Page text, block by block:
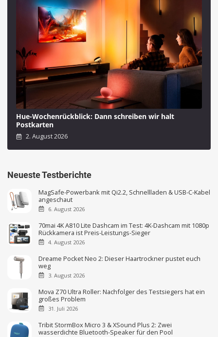
Hue-Wochenrückblick: Dann schreiben wir halt
Postkarten
2. August 2026
Neueste Testberichte
MagSafe-Powerbank mit Qi2.2, Schnellladen & USB-C-Kabel
angeschaut
6. August 2026
70mai 4K A810 Lite Dashcam im Test: 4K-Dashcam mit 1080p
Rückkamera ist Preis-Leistungs-Sieger
4. August 2026
Dreame Pocket Neo 2: Dieser Haartrockner pustet euch
weg
3. August 2026
Mova Z70 Ultra Roller: Nachfolger des Testsiegers hat ein
großes Problem
31. Juli 2026
Tribit StormBox Micro 3 & XSound Plus 2: Zwei
wasserdichte Bluetooth-Speaker für den Pool